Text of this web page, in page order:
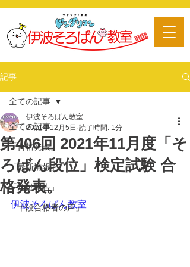
記事
全ての記事
「合格発表」
「最新情報」
「活動報告」
「十段合格者の声」
全ての記事
第406回 2021年11月度「そ
ろばん段位」検定試験 合
格発表。
伊波そろばん教室
2021年12月5日 読了時間: 1分
伊波そろばん教室